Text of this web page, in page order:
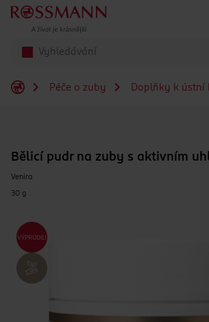
Přeskočit na hlavmní obsah
Péče o zuby Doplňky k ústní
Bělicí pudr na zuby s aktivním
Venira
30 g